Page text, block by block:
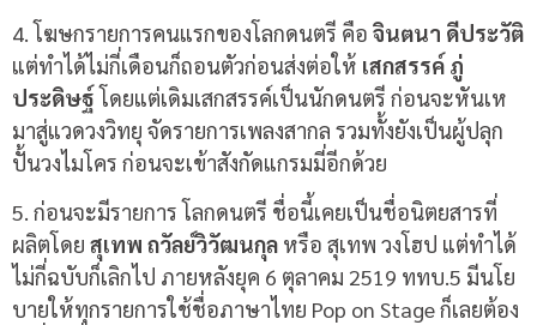
4. โฆษกรายการคนแรกของโลกดนตรี คือ จินตนา ดีประวัติ
แต่ทำได้ไม่กี่เดือนก็ถอนตัวก่อนส่งต่อให้ เสกสรรค์ ภู่
ประดิษฐ์ โดยแต่เดิมเสกสรรค์เป็นนักดนตรี ก่อนจะหันเห
มาสู่แวดวงวิทยุ จัดรายการเพลงสากล รวมทั้งยังเป็นผู้ปลุก
ปั้นวงไมโคร ก่อนจะเข้าสังกัดแกรมมี่อีกด้วย
5. ก่อนจะมีรายการ โลกดนตรี ชื่อนี้เคยเป็นชื่อนิตยสารที่
ผลิตโดย สุเทพ ถวัลย์วิวัฒนกุล หรือ สุเทพ วงโฮป แต่ทำได้
ไม่กี่ฉบับก็เลิกไป ภายหลังยุค 6 ตุลาคม 2519 ททบ.5 มีนโย
บายให้ทุกรายการใช้ชื่อภาษาไทย Pop on Stage ก็เลยต้อง